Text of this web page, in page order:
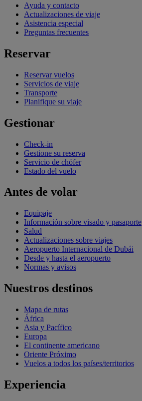
Ayuda y contacto
Actualizaciones de viaje
Asistencia especial
Preguntas frecuentes
Reservar
Reservar vuelos
Servicios de viaje
Transporte
Planifique su viaje
Gestionar
Check-in
Gestione su reserva
Servicio de chófer
Estado del vuelo
Antes de volar
Equipaje
Información sobre visado y pasaporte
Salud
Actualizaciones sobre viajes
Aeropuerto Internacional de Dubái
Desde y hasta el aeropuerto
Normas y avisos
Nuestros destinos
Mapa de rutas
África
Asia y Pacífico
Europa
El continente americano
Oriente Próximo
Vuelos a todos los países/territorios
Experiencia